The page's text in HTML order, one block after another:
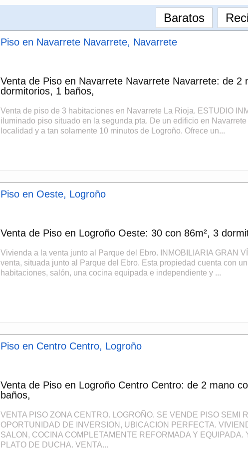
Baratos
Piso en Navarrete Navarrete, Navarrete
Venta de Piso en Navarrete Navarrete Navarrete: de 2
dormitorios, 1 baños,
Venta de piso de 3 habitaciones en Navarrete La Rioja. ESTUDIO
iluminado piso situado en la segunda pta. De un edificio en
localidad y a tan solamente 10 minutos de Logroño. Ofrece un...
Piso en Oeste, Logroño
Venta de Piso en Logroño Oeste: 30 con 86m², 3
Vivienda a la venta junto al Parque del Ebro. INMOBILIARIA GRAN
venta, situada junto al Parque del Ebro. Esta propiedad cuenta con
habitaciones, salón, una cocina equipada e independiente y ...
Piso en Centro Centro, Logroño
Venta de Piso en Logroño Centro Centro: de 2 mano
baños,
VENTA PISO ZONA CENTRO. LOGROÑO. SE VENDE PISO SEMI
OPORTUNIDAD DE INVERSION, UBICACION PERFECTA.
SALON, COCINA COMPLETAMENTE REFORMADA Y EQUIPADA.
PLATO DE DUCHA. VENTA...